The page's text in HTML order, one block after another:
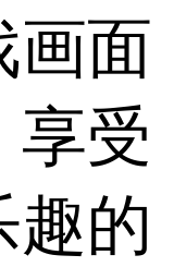
画面
享受
趣的